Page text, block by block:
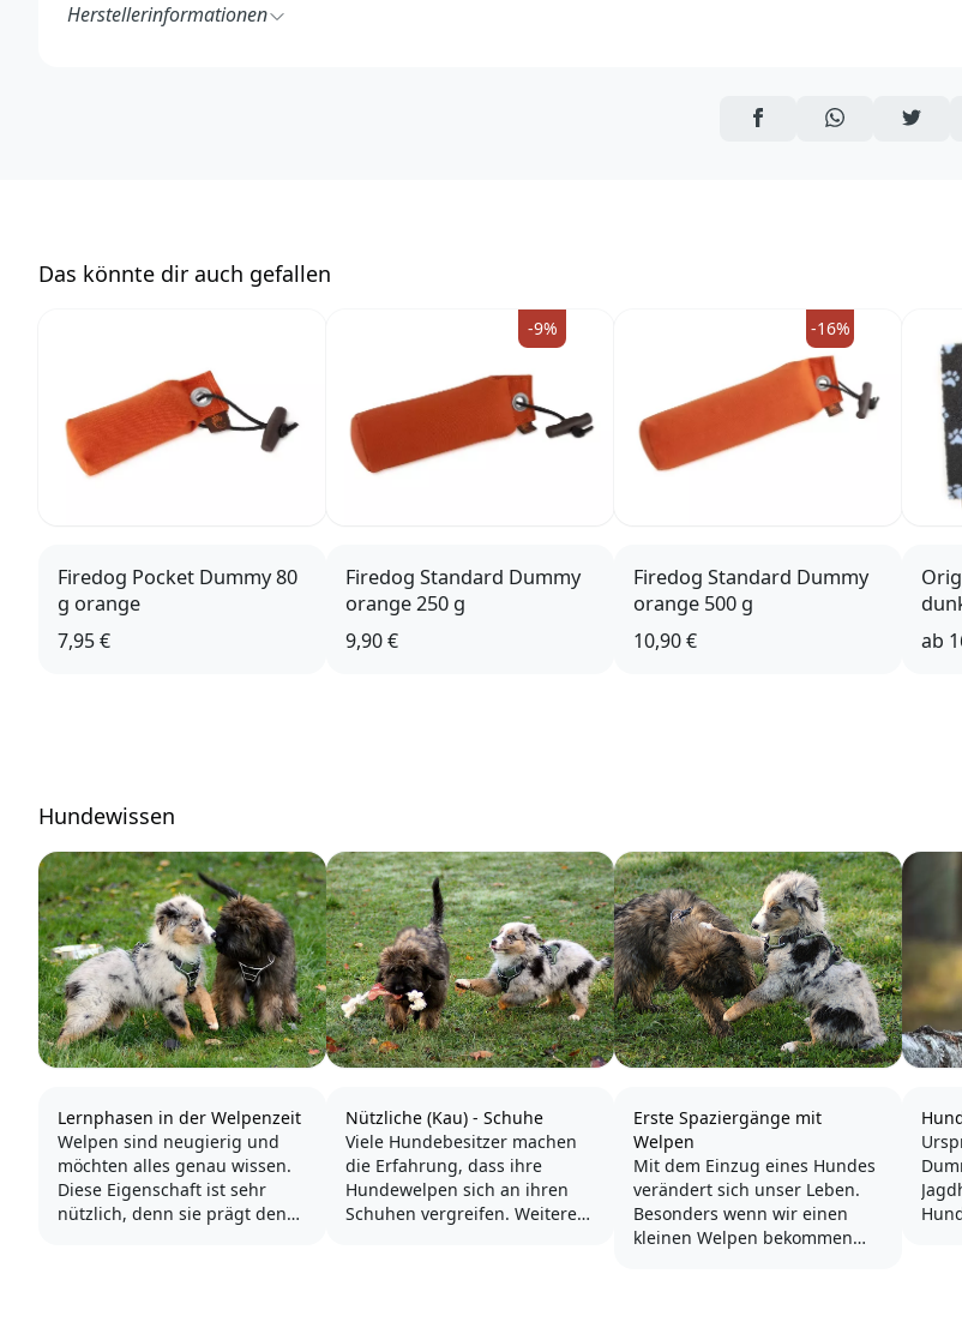
Herstellerinformationen
AUF FACEBOOK TEILEN
ÜBER WHATSAPP
AUF
Das könnte dir auch gefallen
Firedog Pocket Dummy 80
g orange
7,95 €
-9%
Firedog Standard Dummy
orange 250 g
9,90 €
-16%
Firedog Standard Dummy
orange 500 g
10,90 €
ab
Hundewissen
Lernphasen in der Welpenzeit
Welpen sind neugierig und
möchten alles genau wissen.
Diese Eigenschaft ist sehr
nützlich, denn sie prägt den
Nützliche (Kau) - Schuhe
Viele Hundebesitzer machen
die Erfahrung, dass ihre
Hundewelpen sich an ihren
Schuhen vergreifen. Weitere
Erste Spaziergänge mit
Welpen
Mit dem Einzug eines Hundes
verändert sich unser Leben.
Besonders wenn wir einen
kleinen Welpen bekommen